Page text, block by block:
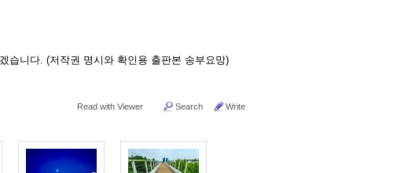
습니다. (저작권 명시와 확인용 출판본 송부요망)
Read with Viewer Search Write